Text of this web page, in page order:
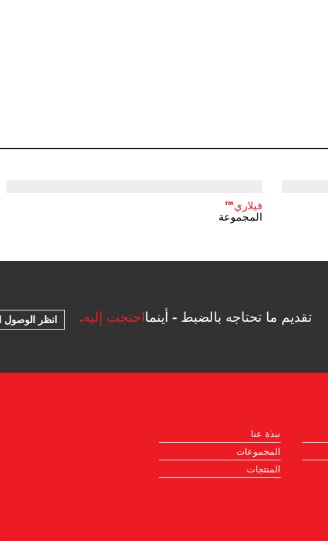
فيلاري™
المجموعة
تقديم ما تحتاجه بالضبط - أينمااحتجت إليه. انظر الوصول
نبذة عنا
المجموعات
المنتجات